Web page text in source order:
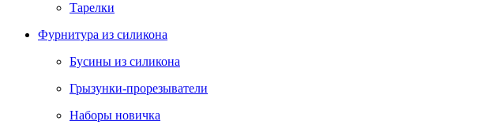
Тарелки
Фурнитура из силикона
Бусины из силикона
Грызунки-прорезыватели
Наборы новичка